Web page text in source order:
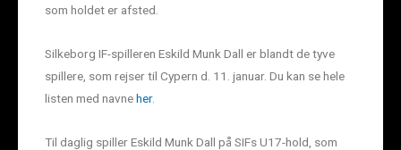
som holdet er afsted.
Silkeborg IF-spilleren Eskild Munk Dall er blandt de tyve
spillere, som rejser til Cypern d. 11. januar. Du kan se hele
listen med navneher.
Til daglig spiller Eskild Munk Dall på SIFs U17-hold, som